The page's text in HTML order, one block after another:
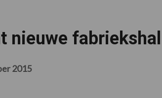
nieuwe
2015